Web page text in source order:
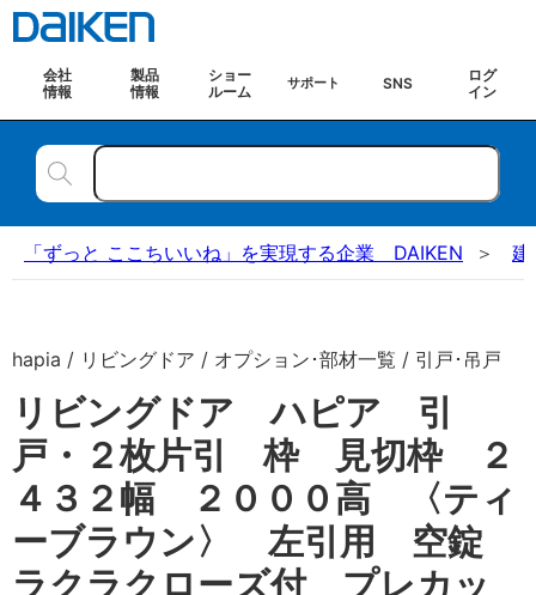
会社
情報
製品
情報
ショー
ルーム
サポート SNS
ログ
イン
「ずっと ここちいいね」を実現する企業 DAIKEN 建
hapia / リビングドア / オプション･部材一覧 / 引戸･吊戸
リビングドア ハピア 引
戸・２枚片引 枠 見切枠 ２
４３２幅 ２０００高 〈ティ
ーブラウン〉 左引用 空錠
ラクラクローズ付 プレカッ